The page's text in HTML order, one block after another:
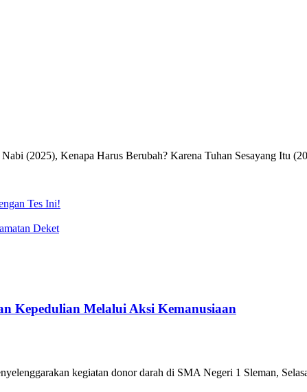
(2025), Kenapa Harus Berubah? Karena Tuhan Sesayang Itu
Tes Ini!
Deket
Kepedulian Melalui Aksi Kemanusiaan
kegiatan donor darah di SMA Negeri 1 Sleman,